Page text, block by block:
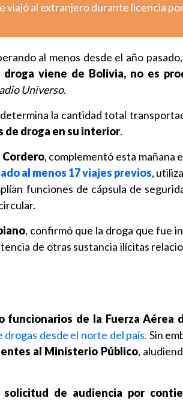
al extranjero durante licencia
al menos desde el año
droga viene de Bolivia, no es
Universo.
la cantidad total
de droga en su interior.
Cordero, complementó esta mañana
al menos 17 viajes previos,
funciones de cápsula de
, confirmó que la droga que fue
de otras sustancia ilícitas
funcionarios de la Fuerza Aérea
desde el norte del país. Sin
al Ministerio Público,
solicitud de audiencia por